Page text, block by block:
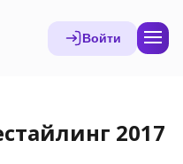
Войти
2017